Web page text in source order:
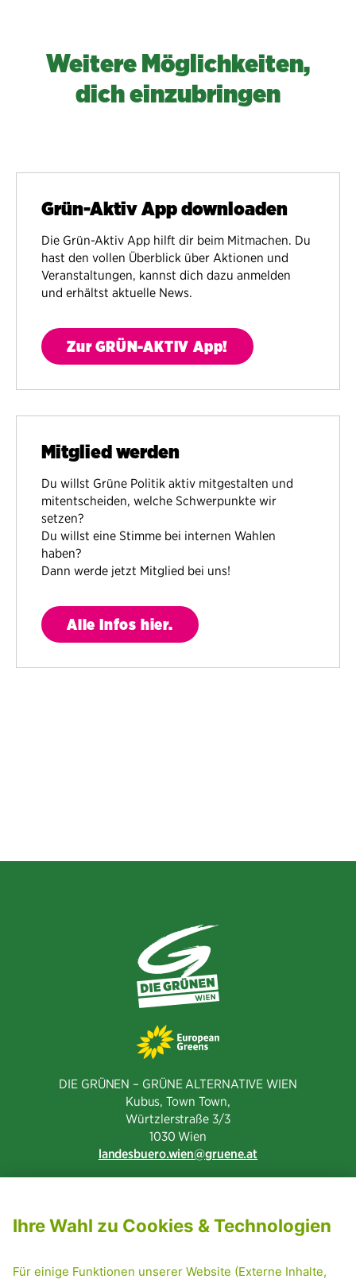
Weitere Möglichkeiten,
dich einzubringen
Grün-Aktiv App downloaden
Die Grün-Aktiv App hilft dir beim Mitmachen. Du
hast den vollen Überblick über Aktionen und
Veranstaltungen, kannst dich dazu anmelden
und erhältst aktuelle News.
Zur GRÜN-AKTIV App!
Mitglied werden
Du willst Grüne Politik aktiv mitgestalten und
mitentscheiden, welche Schwerpunkte wir
setzen?
Du willst eine Stimme bei internen Wahlen
haben?
Dann werde jetzt Mitglied bei uns!
Alle Infos hier.
DIE GRÜNEN – GRÜNE ALTERNATIVE WIEN
Kubus, Town Town,
Würtzlerstraße 3/3​
1030 Wien
landesbuero.wien
gruene.at
PRESSE